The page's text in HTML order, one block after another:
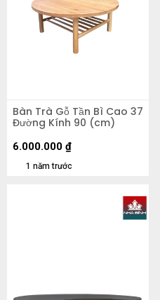
Bàn Trà Gỗ Tần Bì Cao 37
Đường Kính 90 (cm)
1 năm trước
6.000.000 ₫